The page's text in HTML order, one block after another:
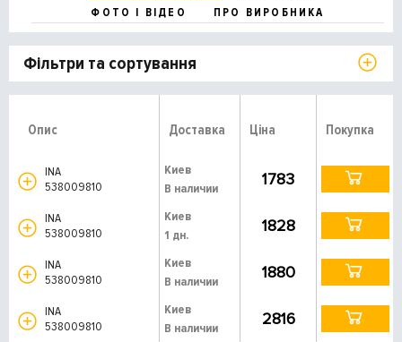
ФОТО І ВІДЕО
ПРО ВИРОБНИКА
Фільтри та сортування
Опис Доставка Ціна Покупка
INA
538009810
Киев
В наличии
1783
INA
538009810
Киев
1 дн.
1828
INA
538009810
Киев
В наличии
1880
INA
538009810
Киев
В наличии
2816